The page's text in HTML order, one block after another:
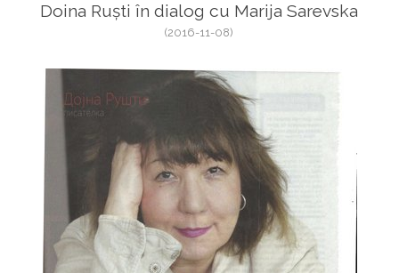
Doina Ruști în dialog cu Marija Sarevska
(2016-11-08)